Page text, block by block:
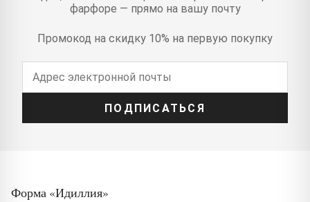
фарфоре — прямо на вашу почту
Промокод на скидку 10% на первую покупку
ПОДПИСАТЬСЯ
Форма «Идиллия»